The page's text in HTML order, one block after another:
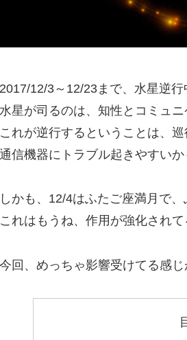
2017/12/3～12/23まで、水星逆行
水星が司るのは、知性とコミュニ
これが逆行するということは、
通信機器にトラブル起きやすいか
しかも、12/4はふたご座満月で
これはもうね、作用が強化されて
今回、めっちゃ影響受けてる感じ